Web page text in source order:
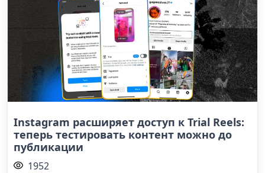
Instagram расширяет доступ к Trial Reels:
теперь тестировать контент можно до
публикации
1952